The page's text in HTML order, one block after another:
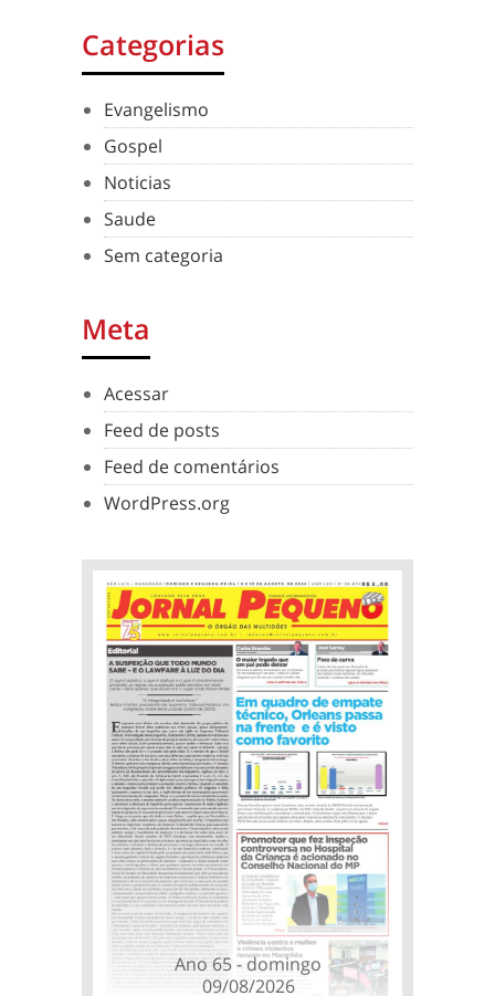
Categorias
Evangelismo
Gospel
Noticias
Saude
Sem categoria
Meta
Acessar
Feed de posts
Feed de comentários
WordPress.org
Ano 65 - domingo
09/08/2026